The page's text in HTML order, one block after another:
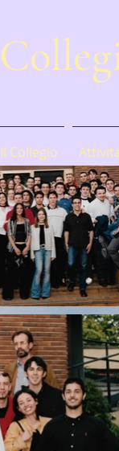
Il Collegio